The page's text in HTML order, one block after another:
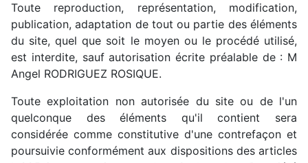
Toute reproduction, représentation, modification,
publication, adaptation de tout ou partie des éléments
du site, quel que soit le moyen ou le procédé utilisé,
est interdite, sauf autorisation écrite préalable de : M
Angel RODRIGUEZ ROSIQUE.
Toute exploitation non autorisée du site ou de l'un
quelconque des éléments qu'il contient sera
considérée comme constitutive d'une contrefaçon et
poursuivie conformément aux dispositions des articles